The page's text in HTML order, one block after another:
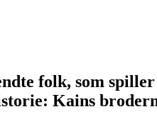
folk, som
Kains